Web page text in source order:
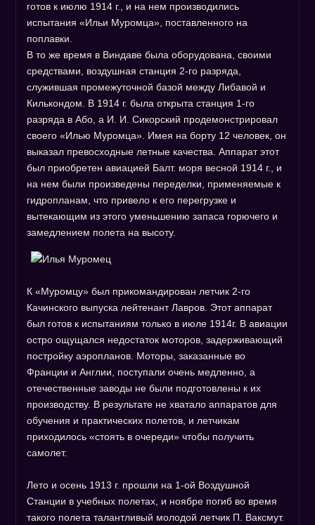
готов к июлю 1914 г., и на нем производились
испытания «Ильи Муромца», поставленного на
поплавки.
В то же время в Виндаве была оборудована, своими
средствами, воздушная станция 2-го разряда,
служившая промежуточной базой между Либавой и
Килькондом. В 1914 г. была открыта станция 1-го
разряда в Або, а И. И. Сикорский продемонстрировал
своего «Илью Муромца». Имея на борту 12 человек, он
выказал превосходные летные качества. Аппарат этот
был приобретен авиацией Балт. моря весной 1914 г., и
на нем были произведены переделки, применяемые к
гидропланам, что привело к его перегрузке и
вытекающим из этого уменьшению запаса горючего и
замедлением полета на высоту.
К «Муромцу» был прикомандирован летчик 2-го
Качинского выпуска лейтенант Лавров. Этот аппарат
был готов к испытаниям только в июле 1914г. В авиации
остро ощущался недостаток моторов, задерживающий
постройку аэропланов. Моторы, заказанные во
Франции и Англии, поступали очень медленно, а
отечественные заводы не были подготовлены к их
производству. В результате не хватало аппаратов для
обучения и практических полетов, и летчикам
приходилось «стоять в очереди» чтобы получить
самолет.
Лето и осень 1913 г. прошли на 1-ой Воздушной
Станции в учебных полетах, и ноябре погиб во время
такого полета талантливый молодой летчик П. Ваксмут.